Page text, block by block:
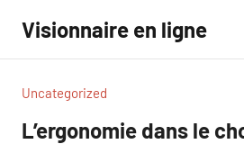
contenu
Visionnaire en ligne
Uncategorized
L’ergonomie dans le